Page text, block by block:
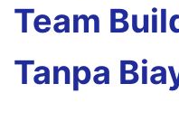
Team
Tanpa